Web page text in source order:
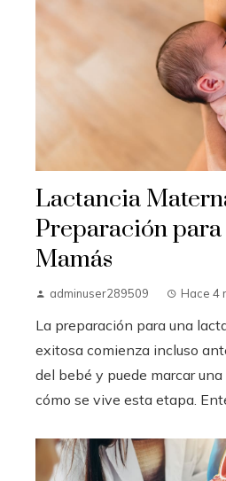
Lactancia
Preparación
Mamás
adminuser289509 Hace 4
La preparación para una
exitosa comienza incluso
del bebé y puede marcar
cómo se vive esta etapa.